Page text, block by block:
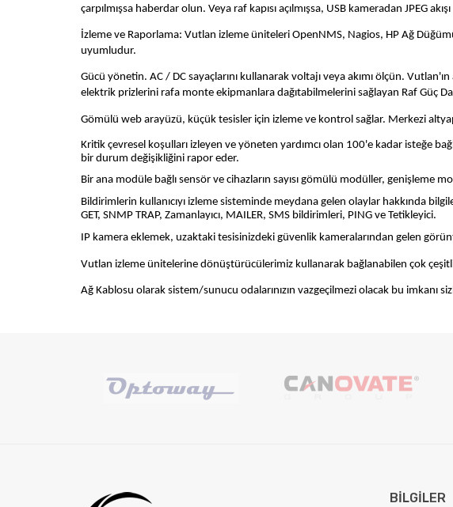
çarpılmışsa haberdar olun. Veya raf kapısı açılmışsa, USB kameradan JPEG
İzleme ve Raporlama: Vutlan izleme üniteleri OpenNMS, Nagios, HP Ağ
uyumludur.
Gücü yönetin. AC / DC sayaçlarını kullanarak voltajı veya akımı ölçün. Vutlan'ın
elektrik prizlerini rafa monte ekipmanlara dağıtabilmelerini sağlayan Raf Güç
Gömülü web arayüzü, küçük tesisler için izleme ve kontrol sağlar. Merkezi
Kritik çevresel koşulları izleyen ve yöneten yardımcı olan 100'e kadar isteğe
bir durum değişikliğini rapor eder.
Bir ana modüle bağlı sensör ve cihazların sayısı gömülü modüller, genişleme
Bildirimlerin kullanıcıyı izleme sisteminde meydana gelen olaylar hakkında
GET, SNMP TRAP, Zamanlayıcı, MAILER, SMS bildirimleri, PING ve Tetikleyici.
IP kamera eklemek, uzaktaki tesisinizdeki güvenlik kameralarından gelen
Vutlan izleme ünitelerine dönüştürücülerimiz kullanarak bağlanabilen çok
Ağ Kablosu olarak sistem/sunucu odalarınızın vazgeçilmezi olacak bu imkanı
BILGILER